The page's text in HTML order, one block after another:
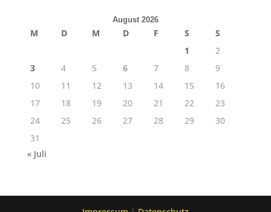
August 2026
M D M D F S
S
1
2
3
4 5 6 7 8
9
10
11 12 13 14 15
16
17
18 19 20 21 22
23
24
25 26 27 28 29
30
31
« Juli